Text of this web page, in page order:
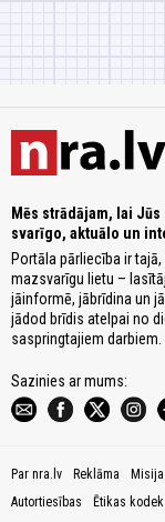
Mēs strādājam, lai Jūs
svarīgo, aktuālo un
Portāla pārliecība ir tajā,
mazsvarīgu lietu –
jāinformē, jābrīdina un
jādod brīdis atelpai no
saspringtajiem darbiem.
Sazinies ar mums:
Par nra.lv Reklāma Misija
Autortiesības
Ētikas